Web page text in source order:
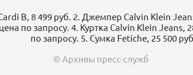
B, 8 499 руб. 2. Джемпер Calvin Klein
по запросу. 4. Куртка Calvin Klein Jeans,
по запросу. 5. Сумка Fetiche, 25 500
© Архивы пресс-служб